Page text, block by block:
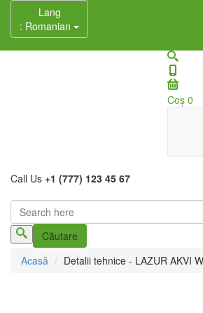
Lang
: Romanian
Coş 0
Call Us +1 (777) 123 45 67
Formular de căutare
Acasă Detalii tehnice - LAZUR AKVI